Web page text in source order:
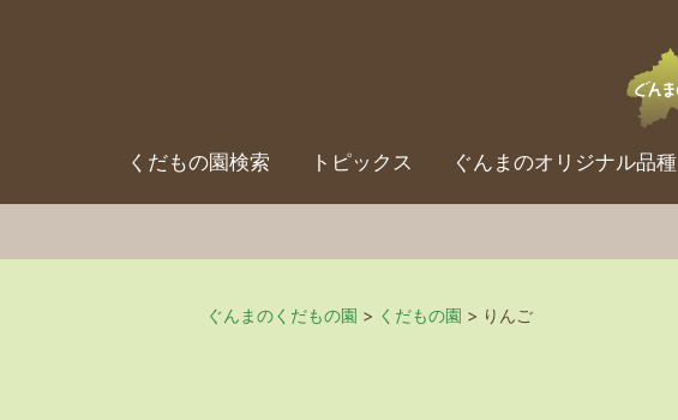
くだもの園検索 トピックス ぐんまのオリジナル品種
ぐんまのくだもの園 > くだもの園 > りんご